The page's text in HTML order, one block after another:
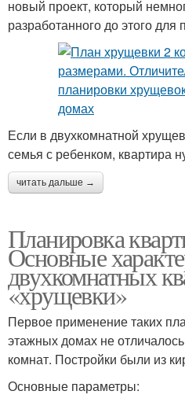
новый проект, который
разработанного до этого для
Если в двухкомнатной
семья с ребенком, квартира
читать дальше →
Планировка
Основные
двухкомнатных
«хрущевки»
Первое применение таких
этажных домах не
комнат. Постройки были из
Основные параметры: